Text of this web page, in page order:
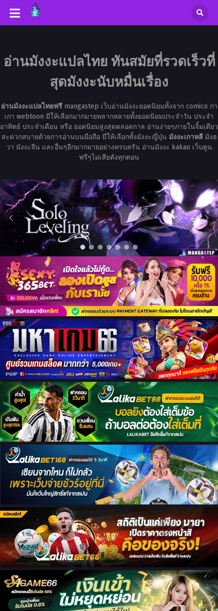
อ่านมังงะแปลไทย ทันสมัยที่รวดเร็วที่
สุดมังงะนับหมื่นเรื่อง
อ่านมังงะแปลไทยฟรีmangastep เว็บอ่านมังงะยอดนิยมทั้งจาก comico กา
เกา webtoon มีให้เลือกมากมายหลากหลายทั้งยอดนิยมประจำวัน ประจำ
อาทิตย์ ประจำเดือน หรือ ยอดนิยมสูงสุดตลอดกาล อ่านง่ายๆภายในจิ้มเดียว
สะดวกสบายด้วยการอ่านบนมือถือ มีให้เลือกทั้งมังงะญี่ปุ่น มังงะเกาหลีมังฮ
วา มังงะจีน และอื่นๆอีกมากมายอย่างครบครัน อ่านมังงะ kakao เว็บตูน
ฟรีๆไม่เสียตังทุกตอน